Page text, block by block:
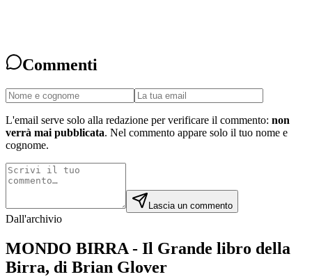
Commenti
L'email serve solo alla redazione per verificare il commento: non
verrà mai pubblicata. Nel commento appare solo il tuo nome e
cognome.
Lascia un commento
Dall'archivio
MONDO BIRRA - Il Grande libro della
Birra, di Brian Glover